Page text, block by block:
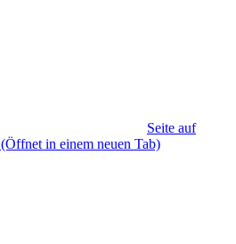
Seite auf
(Öffnet in einem neuen Tab)